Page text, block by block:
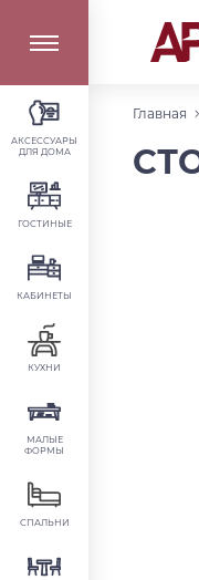
АКСЕССУАРЫ
ДЛЯ ДОМА
ГОСТИНЫЕ
КАБИНЕТЫ
КУХНИ
МАЛЫЕ
ФОРМЫ
СПАЛЬНИ
Главная